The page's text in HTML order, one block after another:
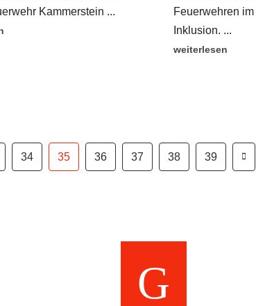
Kammerstein ...
Feuerwehren
Inklusion. ...
weiterlesen
34 35 36 37 38 39